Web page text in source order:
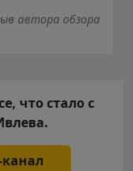
автора обзора
что стало с